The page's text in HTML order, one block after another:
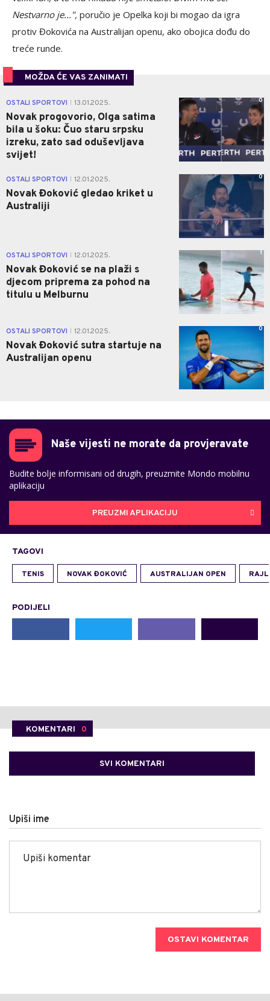
Nestvarno je...", poručio je Opelka koji bi mogao da igra
protiv Đokovića na Australijan openu, ako obojica dođu do
treće runde.
MOŽDA ĆE VAS ZANIMATI
OSTALI SPORTOVI 13.01.2025.
Novak progovorio, Olga satima
bila u šoku: Čuo staru srpsku
izreku, zato sad oduševljava
svijet!
0
OSTALI SPORTOVI 12.01.2025.
Novak Đoković gledao kriket u
Australiji
0
OSTALI SPORTOVI 12.01.2025.
Novak Đoković se na plaži s
djecom priprema za pohod na
titulu u Melburnu
1
OSTALI SPORTOVI 12.01.2025.
Novak Đoković sutra startuje na
Australijan openu
0
Naše vijesti ne morate da provjeravate
Budite bolje informisani od drugih, preuzmite Mondo mobilnu
aplikaciju
PREUZMI APLIKACIJU
TAGOVI
TENIS NOVAK ĐOKOVIĆ AUSTRALIJAN OPEN
PODIJELI
KOMENTARI 0
SVI KOMENTARI
Upiši ime
OSTAVI KOMENTAR